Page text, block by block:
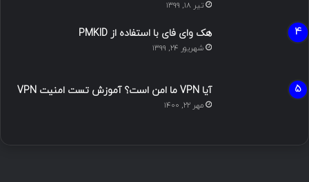
تیر ۱۸, ۱۳۹۹
هک وای فای با استفاده از PMKID
شهریور ۲۴, ۱۳۹۹
آیا VPN ما امن است؟ آموزش تست امنیت VPN
مهر ۲۲, ۱۴۰۰